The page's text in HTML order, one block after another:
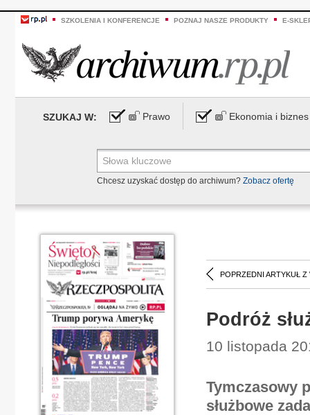
SZKOLENIA I KONFERENCJE POZNAJ NASZE PRODUKTY E-
SZUKAJ W: Prawo Ekonomia i biznes
Chcesz uzyskać dostęp do archiwum? Zobacz ofertę
POPRZEDNI ARTYKUŁ Z
Podróż
10 listopada
Tymczasowy
służbowe